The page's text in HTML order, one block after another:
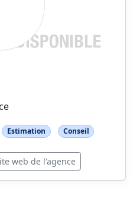
Estimation Conseil
web de l'agence